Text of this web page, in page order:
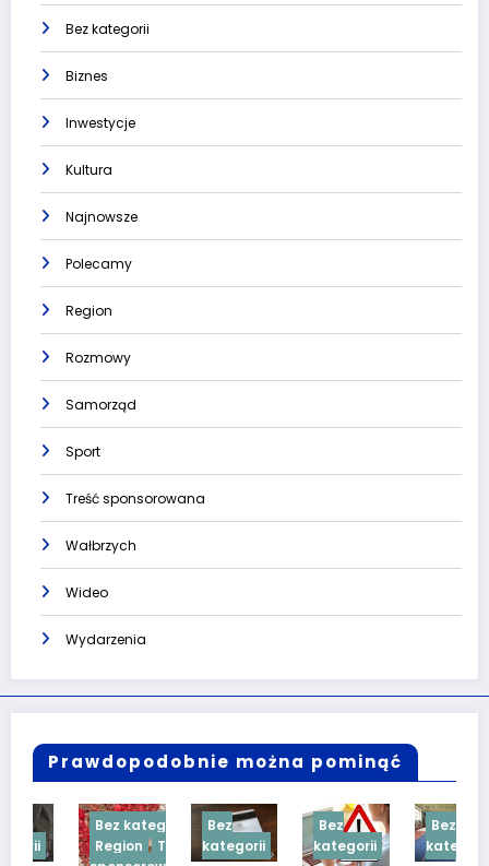
Bez kategorii
Biznes
Inwestycje
Kultura
Najnowsze
Polecamy
Region
Rozmowy
Samorząd
Sport
Treść sponsorowana
Wałbrzych
Wideo
Wydarzenia
Prawdopodobnie można pominąć
Bez kategorii
Region
Treść
Bez
kategorii
Bez
kategorii
Bez
kategorii